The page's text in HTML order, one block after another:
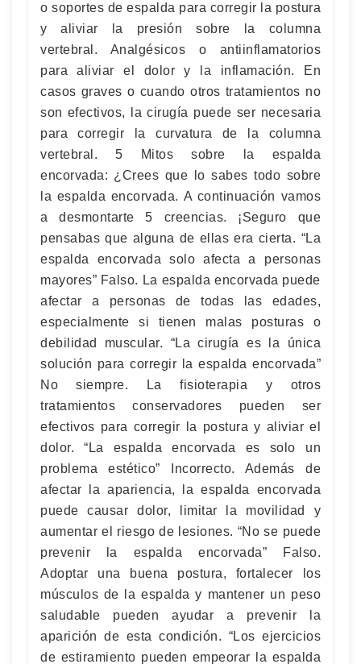
o soportes de espalda para corregir la postura
y aliviar la presión sobre la columna
vertebral. Analgésicos o antiinflamatorios
para aliviar el dolor y la inflamación. En
casos graves o cuando otros tratamientos no
son efectivos, la cirugía puede ser necesaria
para corregir la curvatura de la columna
vertebral. 5 Mitos sobre la espalda
encorvada: ¿Crees que lo sabes todo sobre
la espalda encorvada. A continuación vamos
a desmontarte 5 creencias. ¡Seguro que
pensabas que alguna de ellas era cierta. “La
espalda encorvada solo afecta a personas
mayores” Falso. La espalda encorvada puede
afectar a personas de todas las edades,
especialmente si tienen malas posturas o
debilidad muscular. “La cirugía es la única
solución para corregir la espalda encorvada”
No siempre. La fisioterapia y otros
tratamientos conservadores pueden ser
efectivos para corregir la postura y aliviar el
dolor. “La espalda encorvada es solo un
problema estético” Incorrecto. Además de
afectar la apariencia, la espalda encorvada
puede causar dolor, limitar la movilidad y
aumentar el riesgo de lesiones. “No se puede
prevenir la espalda encorvada” Falso.
Adoptar una buena postura, fortalecer los
músculos de la espalda y mantener un peso
saludable pueden ayudar a prevenir la
aparición de esta condición. “Los ejercicios
de estiramiento pueden empeorar la espalda